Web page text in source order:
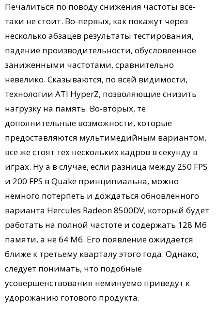
Печалиться по поводу снижения частоты все-
таки не стоит. Во-первых, как покажут через
несколько абзацев результаты тестирования,
падение производительности, обусловленное
заниженными частотами, сравнительно
невелико. Сказываются, по всей видимости,
технологии ATI HyperZ, позволяющие снизить
нагрузку на память. Во-вторых, те
дополнительные возможности, которые
предоставляются мультимедийным вариантом,
все же стоят тех нескольких кадров в секунду в
играх. Ну а в случае, если разница между 250 FPS
и 200 FPS в Quake принципиальна, можно
немного потерпеть и дождаться обновленного
варианта Hercules Radeon 8500DV, который будет
работать на полной частоте и содержать 128 Мб
памяти, а не 64 Мб. Его появление ожидается
ближе к третьему кварталу этого года. Однако,
следует понимать, что подобные
усовершенствования неминуемо приведут к
удорожанию готового продукта.